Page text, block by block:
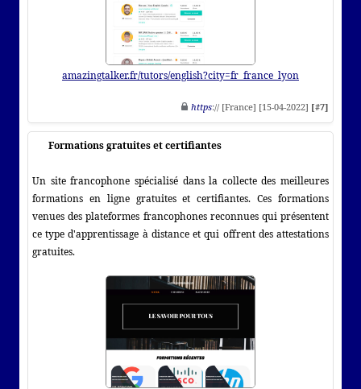
amazingtalker.fr/tutors/english?city=fr_france_lyon
https:// [France] [15-04-2022] [#7]
Formations gratuites et certifiantes
Un site francophone spécialisé dans la collecte des meilleures
formations en ligne gratuites et certifiantes. Ces formations
venues des plateformes francophones reconnues qui présentent
ce type d'apprentissage à distance et qui offrent des attestations
gratuites.